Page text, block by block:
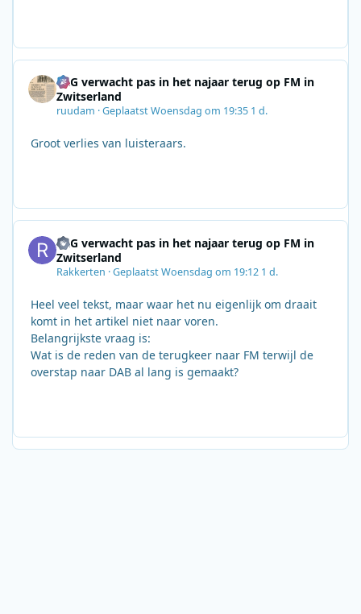
SRG verwacht pas in het najaar terug op FM in
Zwitserland
ruudam ·GeplaatstWoensdag om 19:35 1 d.
Groot verlies van luisteraars.
SRG verwacht pas in het najaar terug op FM in
Zwitserland
Rakkerten ·GeplaatstWoensdag om 19:12 1 d.
Heel veel tekst, maar waar het nu eigenlijk om draait
komt in het artikel niet naar voren.
Belangrijkste vraag is:
Wat is de reden van de terugkeer naar FM terwijl de
overstap naar DAB al lang is gemaakt?